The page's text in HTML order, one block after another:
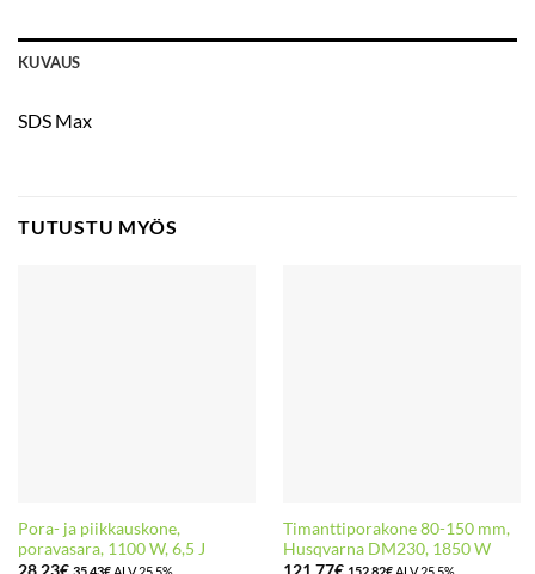
KUVAUS
SDS Max
TUTUSTU MYÖS
Pora- ja piikkauskone,
poravasara, 1100 W, 6,5 J
Timanttiporakone 80-150 mm,
Husqvarna DM230, 1850 W